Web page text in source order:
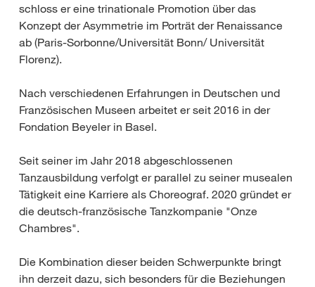
schloss er eine trinationale Promotion über das
Konzept der Asymmetrie im Porträt der Renaissance
ab (Paris-Sorbonne/Universität Bonn/ Universität
Florenz).
Nach verschiedenen Erfahrungen in Deutschen und
Französischen Museen arbeitet er seit 2016 in der
Fondation Beyeler in Basel.
Seit seiner im Jahr 2018 abgeschlossenen
Tanzausbildung verfolgt er parallel zu seiner musealen
Tätigkeit eine Karriere als Choreograf. 2020 gründet er
die deutsch-französische Tanzkompanie "Onze
Chambres".
Die Kombination dieser beiden Schwerpunkte bringt
ihn derzeit dazu, sich besonders für die Beziehungen